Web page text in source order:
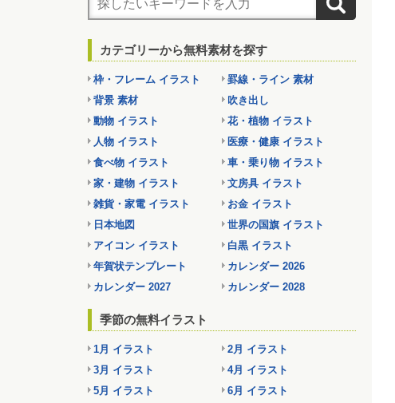
カテゴリーから無料素材を探す
枠・フレーム イラスト
罫線・ライン 素材
背景 素材
吹き出し
動物 イラスト
花・植物 イラスト
人物 イラスト
医療・健康 イラスト
食べ物 イラスト
車・乗り物 イラスト
家・建物 イラスト
文房具 イラスト
雑貨・家電 イラスト
お金 イラスト
日本地図
世界の国旗 イラスト
アイコン イラスト
白黒 イラスト
年賀状テンプレート
カレンダー 2026
カレンダー 2027
カレンダー 2028
季節の無料イラスト
1月 イラスト
2月 イラスト
3月 イラスト
4月 イラスト
5月 イラスト
6月 イラスト